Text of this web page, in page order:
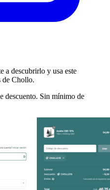
a descubrirlo y usa este
de Chollo.
descuento. Sin mínimo de